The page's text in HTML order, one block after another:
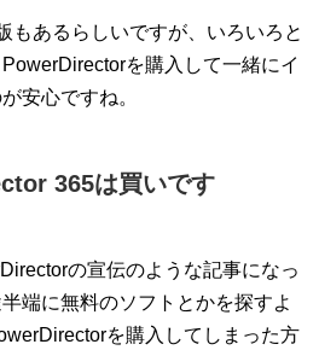
もあるらしいですが、いろいろと
を購入して一緒にイ
安心ですね。
365は買いです
の宣伝のような記事になっ
端に無料のソフトとかを探すよ
を購入してしまった方